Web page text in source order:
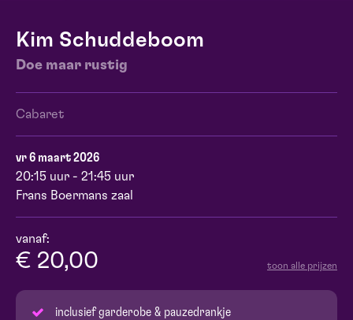
Kim Schuddeboom
Doe maar rustig
Cabaret
vr 6 maart 2026
20:15 uur - 21:45 uur
Frans Boermans zaal
vanaf:
€ 20,00 toon alle prijzen
inclusief garderobe & pauzedrankje